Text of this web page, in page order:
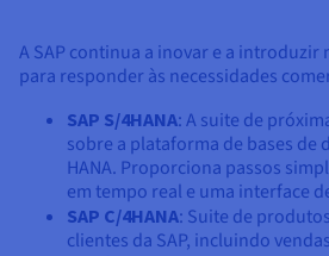
A SAP continua a inovar e a introduzir
para responder às necessidades
SAP S/4HANA: A suite de
sobre a plataforma de bases de
HANA. Proporciona passos
em tempo real e uma interface
SAP C/4HANA: Suite de
clientes da SAP, incluindo